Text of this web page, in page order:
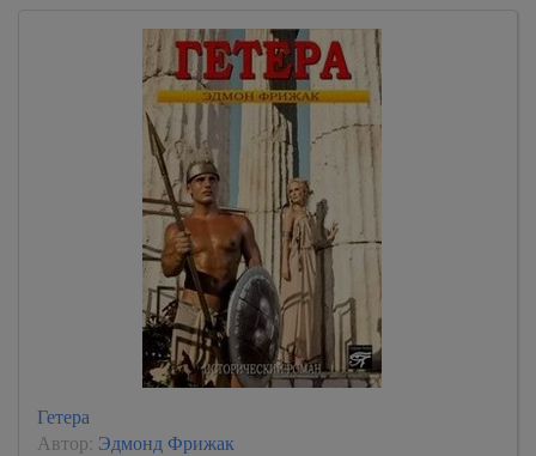
Гетера
Автор: Эдмонд Фрижак